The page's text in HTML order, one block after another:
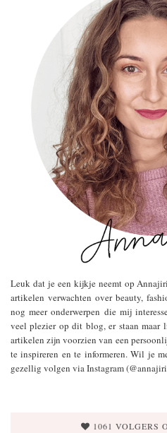
Leuk dat je een kijkje neemt op
artikelen verwachten over beauty,
nog meer onderwerpen die mij
veel plezier op dit blog, er staan
artikelen zijn voorzien van een
te inspireren en te informeren. Wil je
gezellig volgen via Instagram
1061 VOLGERS